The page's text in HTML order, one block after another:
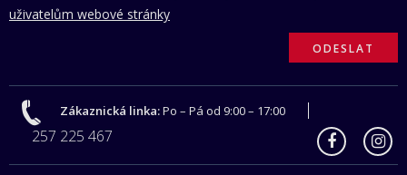
uživatelům webové stránky
Zákaznická linka:Po – Pá od 9:00 – 17:00
257 225 467